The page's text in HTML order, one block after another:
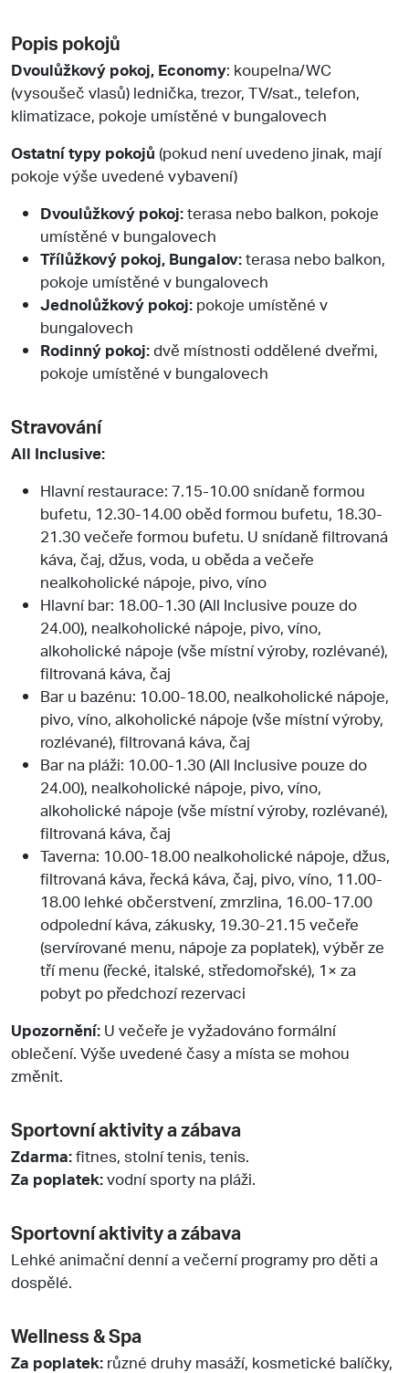
Popis pokojů
Dvoulůžkový pokoj, Economy: koupelna/WC
(vysoušeč vlasů) lednička, trezor, TV/sat., telefon,
klimatizace, pokoje umístěné v bungalovech
Ostatní typy pokojů (pokud není uvedeno jinak, mají
pokoje výše uvedené vybavení)
Dvoulůžkový pokoj:terasa nebo balkon, pokoje
umístěné v bungalovech
Třílůžkový pokoj, Bungalov:terasa nebo balkon,
pokoje umístěné v bungalovech
Jednolůžkový pokoj: pokoje umístěné v
bungalovech
Rodinný pokoj:dvě místnosti oddělené dveřmi,
pokoje umístěné v bungalovech
Stravování
All Inclusive:
Hlavní restaurace: 7.15-10.00 snídaně formou
bufetu, 12.30-14.00 oběd formou bufetu, 18.30-
21.30 večeře formou bufetu. U snídaně filtrovaná
káva, čaj, džus, voda, u oběda a večeře
nealkoholické nápoje, pivo, víno
Hlavní bar: 18.00-1.30 (All Inclusive pouze do
24.00), nealkoholické nápoje, pivo, víno,
alkoholické nápoje (vše místní výroby, rozlévané),
filtrovaná káva, čaj
Bar u bazénu: 10.00-18.00, nealkoholické nápoje,
pivo, víno, alkoholické nápoje (vše místní výroby,
rozlévané), filtrovaná káva, čaj
Bar na pláži: 10.00-1.30 (All Inclusive pouze do
24.00), nealkoholické nápoje, pivo, víno,
alkoholické nápoje (vše místní výroby, rozlévané),
filtrovaná káva, čaj
Taverna: 10.00-18.00 nealkoholické nápoje, džus,
filtrovaná káva, řecká káva, čaj, pivo, víno, 11.00-
18.00 lehké občerstvení, zmrzlina, 16.00-17.00
odpolední káva, zákusky, 19.30-21.15 večeře
(servírované menu, nápoje za poplatek), výběr ze
tří menu (řecké, italské, středomořské), 1× za
pobyt po předchozí rezervaci
Upozornění: U večeře je vyžadováno formální
oblečení. Výše uvedené časy a místa se mohou
změnit.
Sportovní aktivity a zábava
Zdarma:fitnes, stolní tenis, tenis.
Za poplatek:vodní sporty na pláži.
Sportovní aktivity a zábava
Lehké animační denní a večerní programy pro děti a
dospělé.
Wellness & Spa
Za poplatek: různé druhy masáží, kosmetické balíčky,